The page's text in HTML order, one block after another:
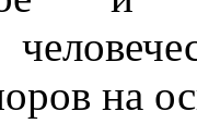
на